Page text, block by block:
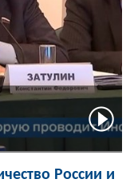
России и